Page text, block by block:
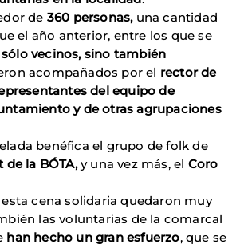
de 360 personas,una cantidad
el año anterior, entre los que se
vecinos, sino también
acompañados por el rector de
del equipo de
y de otras agrupaciones
benéfica el grupo de folk de
de la BÓTA,y una vez más, el Coro
cena solidaria quedaron muy
las voluntarias de la comarcal
han hecho un gran esfuerzo, que se